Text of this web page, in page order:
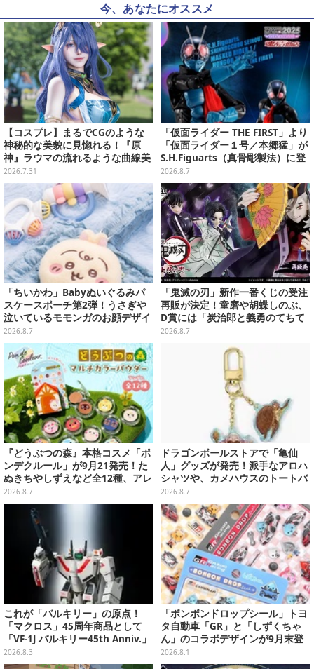
今、あなたにオススメ
【コスプレ】まるでCGのような
神秘的な美貌に見惚れる！『原
神』ラウマの流れるような曲線美
の再現も素晴らしい美女レイヤー
【写真9枚】
2026.7.31
「仮面ライダー THE FIRST」より
「仮面ライダー１号／本郷猛」が
S.H.Figuarts（真骨彫製法）に登
場！8月18日より予約受付開始
2026.8.7
「ちいかわ」Babyぬいぐるみパ
スケースポーチ第2弾！うさぎや
泣いているモモンガのお顔デザイ
ン全4種が8月下旬プライズ展開
2026.8.7
「鬼滅の刃」新作一番くじの受注
再販が決定！童磨や胡蝶しのぶ、
D賞には「炭治郎と義勇のてちて
ちフィギュア」も
2026.8.7
『どうぶつの森』本格コスメ「ポ
ンデクルール」が9月21発売！た
ぬきちやしずえなど全12種、アレ
ンジできるリアクションシールも
付属
2026.8.7
ドラゴンボールストアで「亀仙
人」グッズが発売！派手なアロハ
シャツや、カメハウスのトートバ
ッグなど夏らしいアイテムがズラ
リ
2026.8.7
これが「バルキリー」の原点！
「マクロス」45周年商品として
「VF-1J バルキリー45th Anniv.」
が予約開始
2026.8.3
「ボンボンドロップシール」トヨ
タ自動車「GR」と「しずくちゃ
ん」のコラボデザインが9月末登
場！くま吉らも描かれた全4柄
2026.8.1